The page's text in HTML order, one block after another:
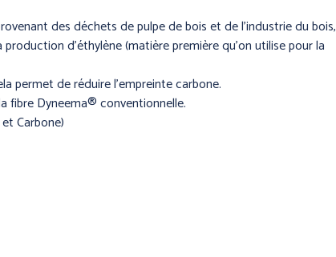
des déchets de pulpe de bois et de l’industrie du bois,
d’éthylène (matière première qu’on utilise pour la
permet de réduire l’empreinte carbone.
fibre Dyneema® conventionnelle.
Carbone)